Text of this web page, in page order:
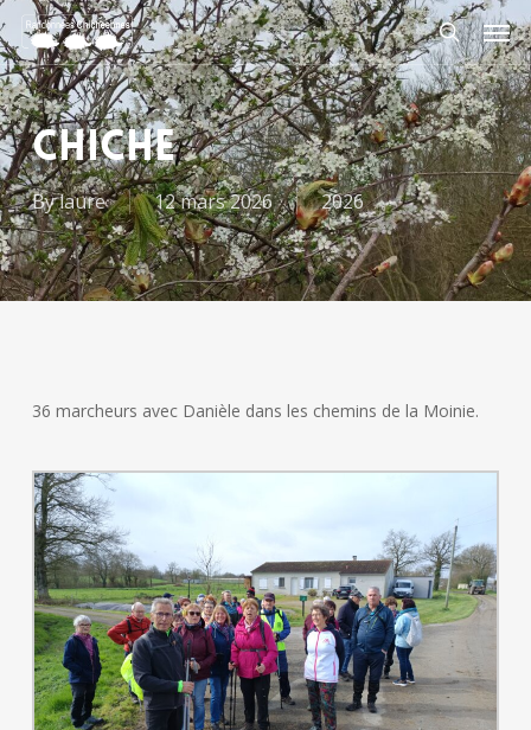
Skip
to
main
content
search
CHICHE
Bylaure 12 mars 2026 2026
36 marcheurs avec Danièle dans les chemins de la Moinie.